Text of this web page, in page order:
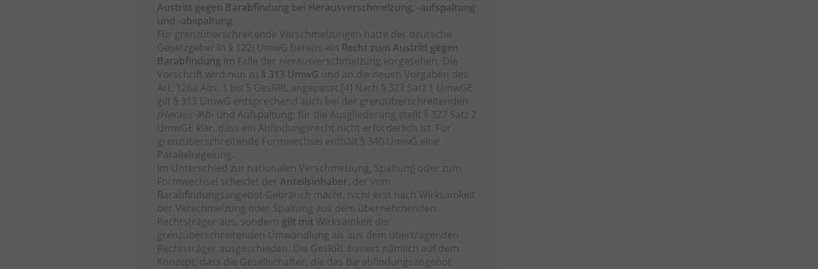
Austritt gegen Barabfindung bei Herausverschmelzung, -aufspaltung
und -abspaltung
Für grenzüberschreitende Verschmelzungen hatte der deutsche
Gesetzgeber in § 122i UmwG bereits ein Recht zum Austritt gegen
Barabfindung im Falle der Herausverschmelzung vorgesehen. Die
Vorschrift wird nun zu § 313 UmwG und an die neuen Vorgaben des
Art. 126a Abs. 1 bis 5 GesRRL angepasst.[4] Nach § 327 Satz 1 UmwGE
gilt § 313 UmwG entsprechend auch bei der grenzüberschreitenden
(Heraus-)Ab- und Aufspaltung; für die Ausgliederung stellt § 327 Satz 2
UmwGE klar, dass ein Abfindungsrecht nicht erforderlich ist. Für
grenzüberschreitende Formwechsel enthält § 340 UmwG eine
Parallelregelung.
Im Unterschied zur nationalen Verschmelzung, Spaltung oder zum
Formwechsel scheidet derAnteilsinhaber, der vom
Barabfindungsangebot Gebrauch macht, nicht erst nach Wirksamkeit
der Verschmelzung oder Spaltung aus dem übernehmenden
Rechtsträger aus, sondern gilt mit Wirksamkeit der
grenzüberschreitenden Umwandlung als aus dem übertragenden
Rechtsträger ausgeschieden. Die GesRRL basiert nämlich auf dem
Konzept, dass die Gesellschafter, die das Barabfindungsangebot